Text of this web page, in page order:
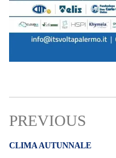
PREVIOUS
CLIMA AUTUNNALE